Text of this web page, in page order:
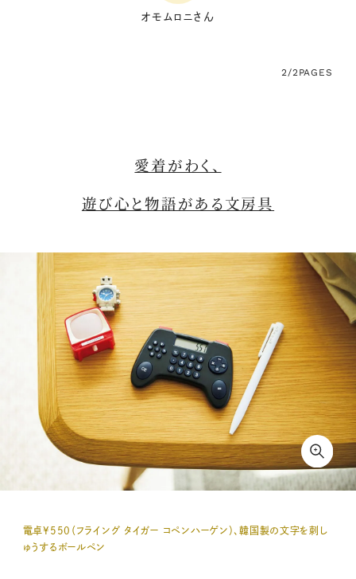
オモムロニさん
2/2 PAGES
愛着がわく、
遊び心と物語がある文房具
電卓¥550（フライング タイガー コペンハーゲン）、韓国製の文字を刺し
ゅうするボールペン